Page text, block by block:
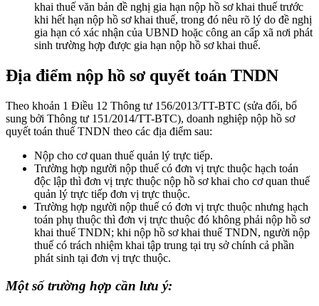
khai thuế văn bản đề nghị gia hạn nộp hồ sơ khai thuế trước
khi hết hạn nộp hồ sơ khai thuế, trong đó nêu rõ lý do đề nghị
gia hạn có xác nhận của UBND hoặc công an cấp xã nơi phát
sinh trường hợp được gia hạn nộp hồ sơ khai thuế.
Địa điểm nộp hồ sơ quyết toán TNDN
Theo khoản 1 Điều 12 Thông tư 156/2013/TT-BTC (sửa đổi, bổ
sung bởi Thông tư 151/2014/TT-BTC), doanh nghiệp nộp hồ sơ
quyết toán thuế TNDN theo các địa điểm sau:
Nộp cho cơ quan thuế quản lý trực tiếp.
Trường hợp người nộp thuế có đơn vị trực thuộc hạch toán
độc lập thì đơn vị trực thuộc nộp hồ sơ khai cho cơ quan thuế
quản lý trực tiếp đơn vị trực thuộc.
Trường hợp người nộp thuế có đơn vị trực thuộc nhưng hạch
toán phụ thuộc thì đơn vị trực thuộc đó không phải nộp hồ sơ
khai thuế TNDN; khi nộp hồ sơ khai thuế TNDN, người nộp
thuế có trách nhiệm khai tập trung tại trụ sở chính cả phần
phát sinh tại đơn vị trực thuộc.
Một số trường hợp cần lưu ý: